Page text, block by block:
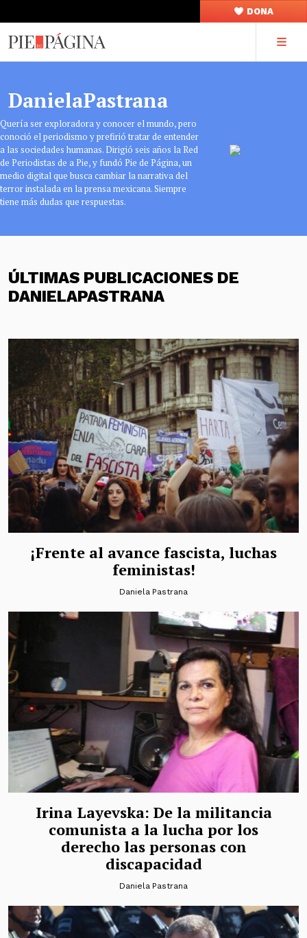
DONA
DanielaPastrana
Quería ser exploradora y conocer el mundo, pero
conoció el periodismo y prefirió tratar de entender
a las sociedades humanas. Dirigió seis años la Red
de Periodistas de a Pie, y fundó Pie de Página, un
medio digital que busca cambiar la narrativa del
terror instalada en la prensa mexicana. Siempre
tiene más dudas que respuestas.
ÚLTIMAS PUBLICACIONES DE
DANIELAPASTRANA
¡Frente al avance fascista, luchas
feministas!
Daniela Pastrana
Irina Layevska: De la militancia
comunista a la lucha por los
derecho las personas con
discapacidad
Daniela Pastrana